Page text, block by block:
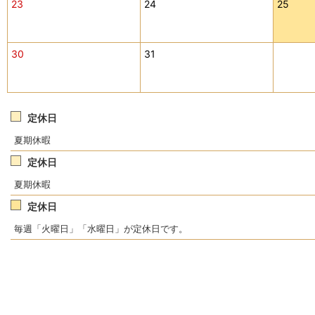
23 24 25
30 31
定休日
夏期休暇
定休日
夏期休暇
定休日
毎週「火曜日」「水曜日」が定休日です。